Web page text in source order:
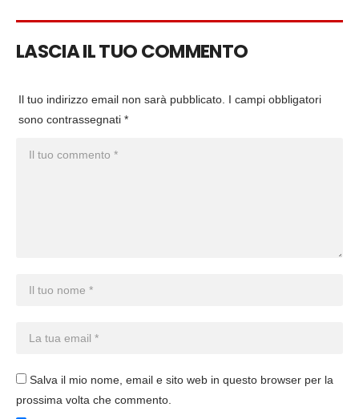
LASCIA IL TUO COMMENTO
Il tuo indirizzo email non sarà pubblicato. I campi obbligatori
sono contrassegnati *
Salva il mio nome, email e sito web in questo browser per la
prossima volta che commento.